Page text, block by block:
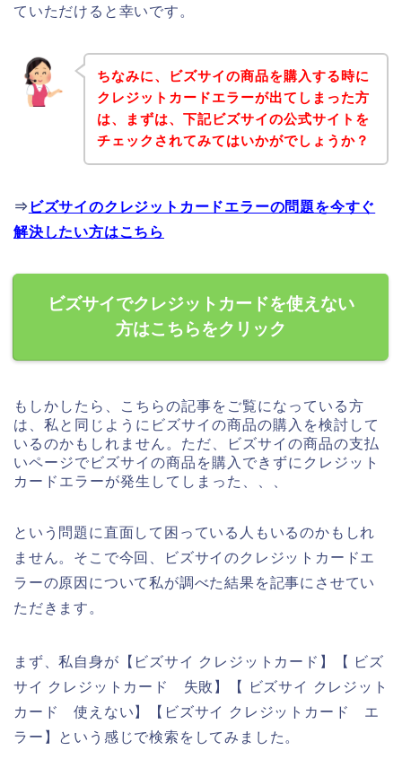
ていただけると幸いです。
ちなみに、ビズサイの商品を購入する時に
クレジットカードエラーが出てしまった方
は、まずは、下記ビズサイの公式サイトを
チェックされてみてはいかがでしょうか？
⇒ ビズサイのクレジットカードエラーの問題を今すぐ
解決したい方はこちら
ビズサイでクレジットカードを使えない
方はこちらをクリック
もしかしたら、こちらの記事をご覧になっている方
は、私と同じようにビズサイの商品の購入を検討して
いるのかもしれません。ただ、ビズサイの商品の支払
いページでビズサイの商品を購入できずにクレジット
カードエラーが発生してしまった、、、
という問題に直面して困っている人もいるのかもしれ
ません。そこで今回、ビズサイのクレジットカードエ
ラーの原因について私が調べた結果を記事にさせてい
ただきます。
まず、私自身が【ビズサイ クレジットカード】【 ビズ
サイ クレジットカード 失敗】【 ビズサイ クレジット
カード 使えない】【ビズサイ クレジットカード エ
ラー】という感じで検索をしてみました。